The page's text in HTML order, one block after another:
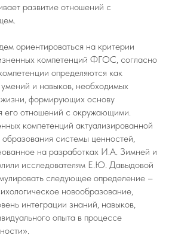
развитие отношений с
ориентироваться на критерии
компетенций ФГОС, согласно
определяются как
и навыков, необходимых
формирующих основу
его отношений с окружающими.
компетенций актуализированной
системы ценностей,
на разработках И.А. Зимней и
исследователям Е.Ю. Давыдовой
следующее определение –
новообразование,
интеграции знаний, навыков,
опыта в процессе